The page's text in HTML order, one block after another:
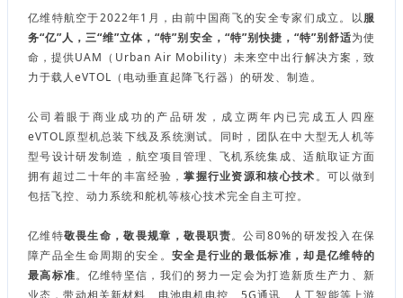
亿维特航空于2022年1月，由前中国商飞的安全专家们成立。以服
务“亿”人，三“维”立体，“特”别安全，“特”别快捷，“特”别舒适为使
命，提供UAM（Urban Air Mobility）未来空中出行解决方案，致
力于载人eVTOL（电动垂直起降飞行器）的研发、制造。
公司着眼于商业成功的产品研发，成立两年内已完成五人四座
eVTOL原型机总装下线及系统测试。同时，团队在中大型无人机等
型号设计研发制造，航空项目管理、飞机系统集成、适航取证方面
拥有超过二十年的丰富经验，掌握行业资源和核心技术。可以做到
包括飞控、动力系统和舵机等核心技术完全自主可控。
亿维特敬畏生命，敬畏规章，敬畏职责。公司80%的研发投入在保
障产品全生命周期的安全。 安全是行业的最低标准，却是亿维特的
最高标准。亿维特坚信，我们的努力一定会为打造新质生产力、新